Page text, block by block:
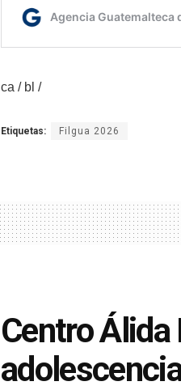
ca / bl /
Etiquetas: Filgua 2026
Centro Álida